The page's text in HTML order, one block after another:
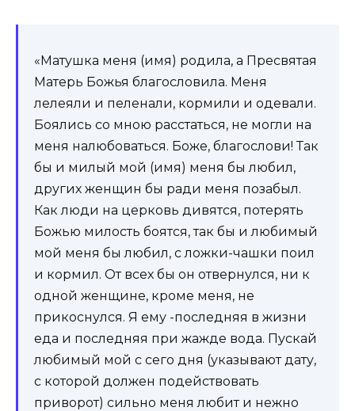
«Матушка меня (имя) родила, а Пресвятая
Матерь Божья благословила. Меня
лелеяли и пеленали, кормили и одевали.
Боялись со мною расстаться, не могли на
меня налюбоваться. Боже, благослови! Так
бы и милый мой (имя) меня бы любил,
других женщин бы ради меня позабыл.
Как люди на церковь дивятся, потерять
Божью милость боятся, так бы и любимый
мой меня бы любил, с ложки-чашки поил
и кормил. От всех бы он отвернулся, ни к
одной женщине, кроме меня, не
прикоснулся. Я ему -последняя в жизни
еда и последняя при жажде вода. Пускай
любимый мой с сего дня (указывают дату,
с которой должен подействовать
приворот) сильно меня любит и нежно